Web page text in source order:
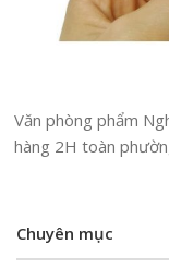
Văn phòng phẩm
hàng 2H toàn
Chuyên mục